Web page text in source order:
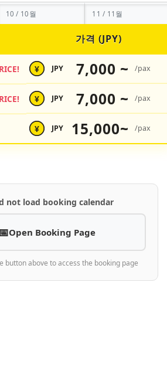
10 / 10월 11 / 11월
가격 (JPY)
¥ JPY 7,000 ~ /pax
¥ JPY 7,000 ~ /pax
¥ JPY 15,000~ /pax
not load booking calendar
Open Booking Page
button above to access the booking page